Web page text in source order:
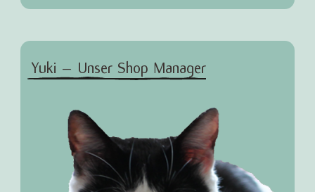
Yuki – Unser Shop Manager